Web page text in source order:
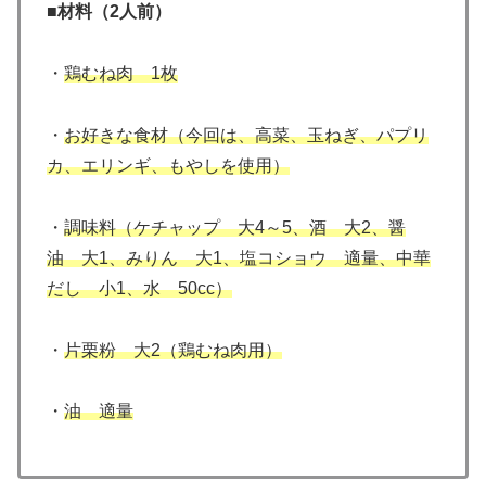
■材料（2人前）
・ 鶏むね肉 1枚
・ お好きな食材（今回は、高菜、玉ねぎ、パプリ
カ、エリンギ、もやしを使用）
・ 調味料（ケチャップ 大4～5、酒 大2、醤
油 大1、みりん 大1、塩コショウ 適量、中華
だし 小1、水 50cc）
・ 片栗粉 大2（鶏むね肉用）
・ 油 適量